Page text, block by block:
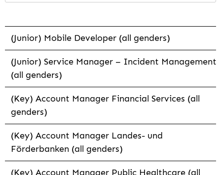
(Junior) Mobile Developer (all genders)
(Junior) Service Manager – Incident Management
(all genders)
(Key) Account Manager Financial Services (all
genders)
(Key) Account Manager Landes- und
Förderbanken (all genders)
(Key) Account Manager Public Healthcare (all